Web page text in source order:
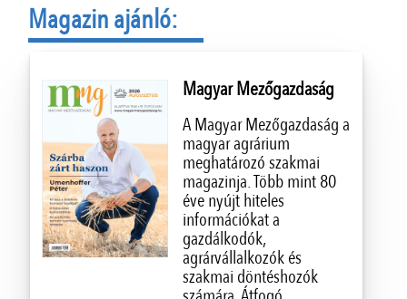
Magazin ajánló:
Magyar Mezőgazdaság
A Magyar Mezőgazdaság a
magyar agrárium
meghatározó szakmai
magazinja. Több mint 80
éve nyújt hiteles
információkat a
gazdálkodók,
agrárvállalkozók és
szakmai döntéshozók